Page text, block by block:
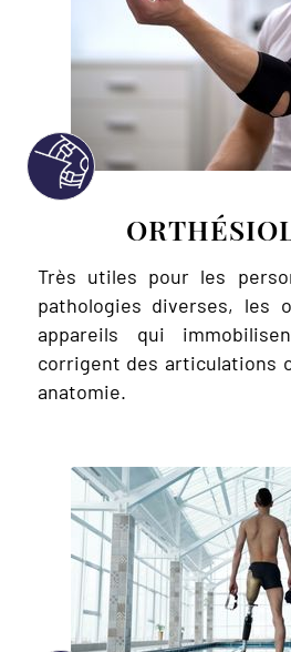
Très utiles pour les
pathologies diverses, les
appareils qui
corrigent des articulations
anatomie.